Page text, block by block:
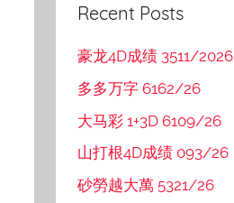
Recent Posts
豪龙4D成绩 3511/2026
多多万字 6162/26
大马彩 1+3D 6109/26
山打根4D成绩 093/26
砂勞越大萬 5321/26